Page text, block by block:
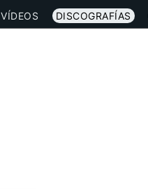
VÍDEOS DISCOGRAFÍAS